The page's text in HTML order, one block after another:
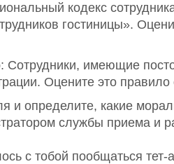
кодекс
гостиницы».
Сотрудники, имеющие
Оцените это
и определите, какие
службы приема и
с тобой пообщаться